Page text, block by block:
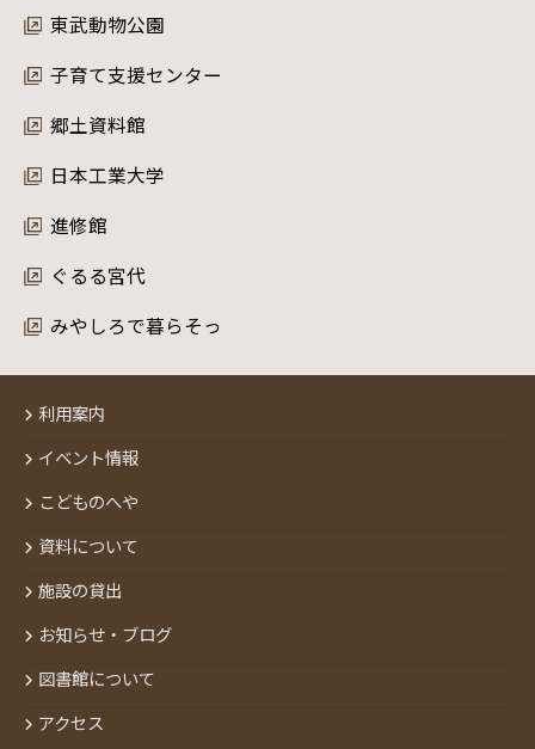
東武動物公園
子育て支援センター
郷土資料館
日本工業大学
進修館
ぐるる宮代
みやしろで暮らそっ
利用案内
イベント情報
こどものへや
資料について
施設の貸出
お知らせ・ブログ
図書館について
アクセス